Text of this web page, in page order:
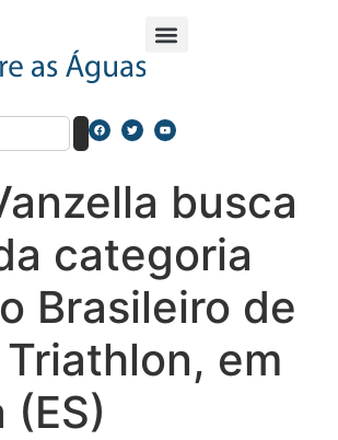
busca
categoria
Brasileiro de
em